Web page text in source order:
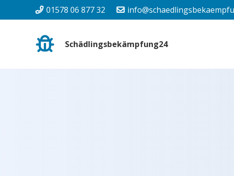
01578 06 877 32
Schädlingsbekämpfung24